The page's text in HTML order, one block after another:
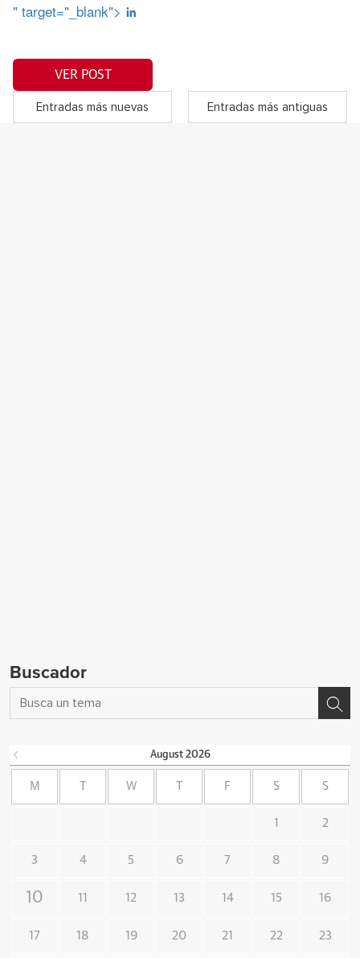
" target="_blank">
VER POST
Entradas más nuevas Entradas más antiguas
Buscador
August 2026
M W F S S
1 2
3 4 5 6 7 8 9
10 11 12 13 14 15 16
17 18 19 20 21 22 23